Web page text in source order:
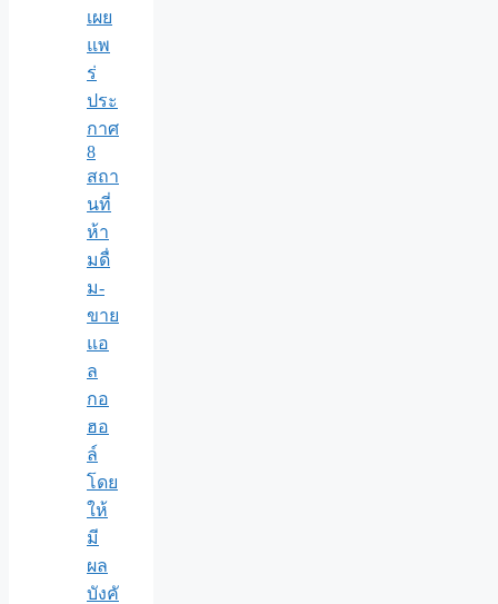
เผย
แพ
ร่
ประ
กาศ
8
สถา
นที่
ห้า
มดื่
ม-
ขาย
แอ
ล
กอ
ฮอ
ล์
โดย
ให้
มี
ผล
บังคั